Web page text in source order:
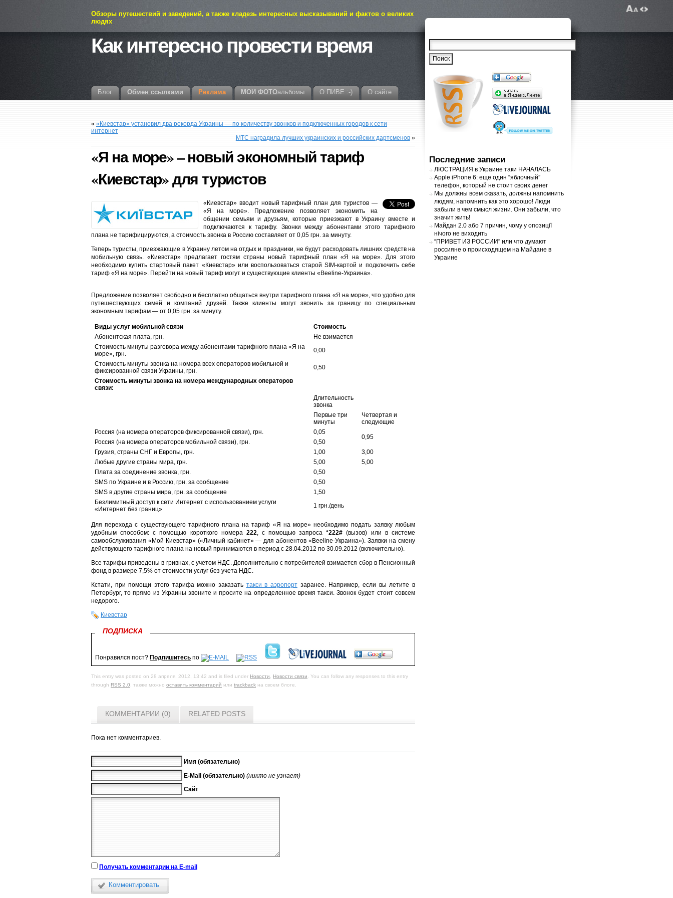
Обзоры путешествий и заведений, а также кладезь интересных высказываний и фактов о великих
людях
Как интересно провести время
Блог Обмен ссылками Реклама МОИ ФОТОальбомы О ПИВЕ :-) О сайте
« «Киевстар» установил два рекорда Украины — по количеству звонков и подключенных городов к сети
интернет
МТС наградила лучших украинских и российских дартсменов»
«Я на море» – новый экономный тариф
«Киевстар» для туристов
«Киевстар» вводит новый тарифный план для туристов —
«Я на море». Предложение позволяет экономить на
общении семьям и друзьям, которые приезжают в Украину вместе и
подключаются к тарифу. Звонки между абонентами этого тарифного
плана не тарифицируются, а стоимость звонка в Россию составляет от 0,05 грн. за минуту.
Теперь туристы, приезжающие в Украину летом на отдых и праздники, не будут расходовать лишних средств на
мобильную связь. «Киевстар» предлагает гостям страны новый тарифный план «Я на море». Для этого
необходимо купить стартовый пакет «Киевстар» или воспользоваться старой SIM-картой и подключить себе
тариф «Я на море». Перейти на новый тариф могут и существующие клиенты «Beeline-Украина».
Предложение позволяет свободно и бесплатно общаться внутри тарифного плана «Я на море», что удобно для
путешествующих семей и компаний друзей. Также клиенты могут звонить за границу по специальным
экономным тарифам — от 0,05 грн. за минуту.
Виды услуг мобильной связи
Стоимость
Абонентская плата, грн.
Не взимается
Стоимость минуты разговора между абонентами тарифного плана «Я на
море», грн.
0,00
Стоимость минуты звонка на номера всех операторов мобильной и
фиксированной связи Украины, грн.
0,50
Стоимость минуты звонка на номера международных операторов
связи:
Длительность
звонка
Первые три
минуты
Четвертая и
следующие
Россия (на номера операторов фиксированной связи), грн.
0,05
0,95
Россия (на номера операторов мобильной связи), грн.
0,50
Грузия, страны СНГ и Европы, грн.
1,00
3,00
Любые другие страны мира, грн.
5,00
5,00
Плата за соединение звонка, грн.
0,50
SMS по Украине и в Россию, грн. за сообщение
0,50
SMS в другие страны мира, грн. за сообщение
1,50
Безлимитный доступ к сети Интернет с использованием услуги
«Интернет без границ»
1 грн./день
Для перехода с существующего тарифного плана на тариф «Я на море» необходимо подать заявку любым
удобным способом: с помощью короткого номера 222, с помощью запроса*222# (вызов) или в системе
самообслуживания «Мой Киевстар» («Личный кабинет» — для абонентов «Beeline-Украина»). Заявки на смену
действующего тарифного плана на новый принимаются в период с 28.04.2012 по 30.09.2012 (включительно).
Все тарифы приведены в гривнах, с учетом НДС. Дополнительно с потребителей взимается сбор в Пенсионный
фонд в размере 7,5% от стоимости услуг без учета НДС.
Кстати, при помощи этого тарифа можно заказать такси в аэропортзаранее. Например, если вы летите в
Петербург, то прямо из Украины звоните и просите на определенное время такси. Звонок будет стоит совсем
недорого.
Киевстар
ПОДПИСКА
Понравился пост? Подпишитесь по
This entry was posted on 28 апреля, 2012, 13:42 and is filed under Новости, Новости связи. You can follow any responses to this entry
through RSS 2.0. также можно оставить комментарий или trackback на своем блоге.
КОММЕНТАРИИ (0) RELATED POSTS
Пока нет комментариев.
Имя (обязательно)
E-Mail (обязательно) (никто не узнает)
Сайт
Получать комментарии на E-mail
Комментировать
Последние записи
ЛЮСТРАЦИЯ в Украине таки НАЧАЛАСЬ
Apple iPhone 6: еще один “яблочный”
телефон, который не стоит своих денег
Мы должны всем сказать, должны напомнить
людям, напомнить как это хорошо! Люди
забыли в чем смысл жизни. Они забыли, что
значит жить!
Майдан 2.0 або 7 причин, чому у опозиції
нічого не виходить
“ПРИВЕТ ИЗ РОССИИ” или что думают
россияне о происходящем на Майдане в
Украине